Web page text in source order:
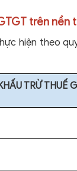
trên
hiện theo
TRỪ THUẾ